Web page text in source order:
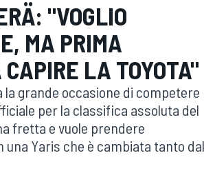
"VOGLIO
MA PRIMA
CAPIRE LA TOYOTA"
la grande occasione di competere
per la classifica assoluta del
fretta e vuole prendere
una Yaris che è cambiata tanto dal